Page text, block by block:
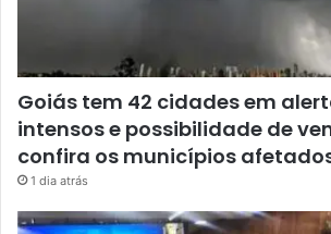
Goiás tem 42 cidades em
intensos e possibilidade de
confira os municípios
1 dia atrás